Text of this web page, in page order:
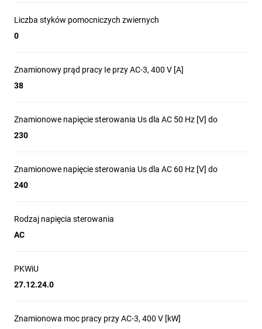
Liczba styków pomocniczych zwiernych
0
Znamionowy prąd pracy Ie przy AC-3, 400 V [A]
38
Znamionowe napięcie sterowania Us dla AC 50 Hz [V] do
230
Znamionowe napięcie sterowania Us dla AC 60 Hz [V] do
240
Rodzaj napięcia sterowania
AC
PKWiU
27.12.24.0
Znamionowa moc pracy przy AC-3, 400 V [kW]